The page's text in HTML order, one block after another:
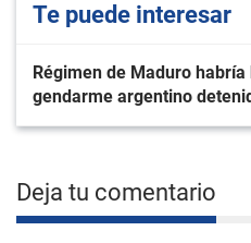
Te puede interesar
Régimen de Maduro
gendarme argentino
Deja tu comentario